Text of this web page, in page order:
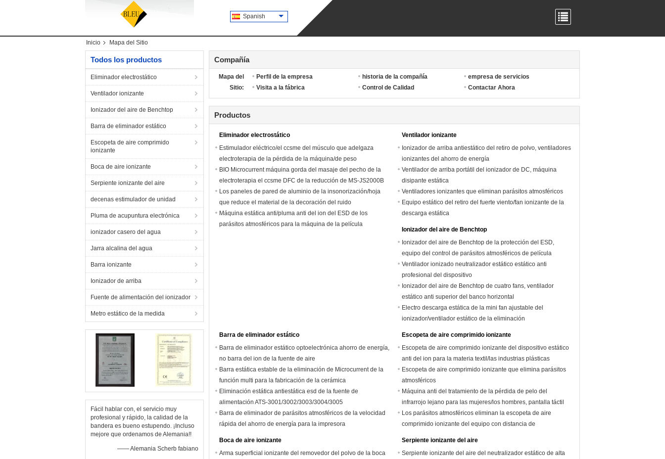
Spanish
Inicio Mapa del Sitio
Todos los productos
Eliminador electrostático
Ventilador ionizante
Ionizador del aire de Benchtop
Barra de eliminador estático
Escopeta de aire comprimido
ionizante
Boca de aire ionizante
Serpiente ionizante del aire
decenas estimulador de unidad
Pluma de acupuntura electrónica
ionizador casero del agua
Jarra alcalina del agua
Barra ionizante
Ionizador de arriba
Fuente de alimentación del ionizador
Metro estático de la medida
Fácil hablar con, el servicio muy
profesional y rápido, la calidad de la
bandera es bueno estupendo. ¡Incluso
mejore que ordenamos de Alemania!!
—— Alemania Scherb fabiano
Compañía
Mapa del
Sitio:
Perfil de la empresa historia de la compañía
empresa de servicios
Visita a la fábrica
Control de Calidad Contactar Ahora
Productos
Eliminador electrostático
Estimulador eléctrico/el ccsme del músculo que adelgaza
electroterapia de la pérdida de la máquina/de peso
BIO Microcurrent máquina gorda del masaje del pecho de la
electroterapia el ccsme DFC de la reducción de MS-JS2000B
que adelgaza bio
Los paneles de pared de aluminio de la insonorización/hoja
que reduce el material de la decoración del ruido
Máquina estática anti/pluma anti del ion del ESD de los
parásitos atmosféricos para la máquina de la película
Ventilador ionizante
Ionizador de arriba antiestático del retiro de polvo, ventiladores
ionizantes del ahorro de energía
Ventilador de arriba portátil del ionizador de DC, máquina
disipante estática
Ventiladores ionizantes que eliminan parásitos atmosféricos
Equipo estático del retiro del fuerte viento/fan ionizante de la
descarga estática
Ionizador del aire de Benchtop
Ionizador del aire de Benchtop de la protección del ESD,
equipo del control de parásitos atmosféricos de película
plástica
Ventilador ionizado neutralizador estático estático anti
profesional del dispositivo
Ionizador del aire de Benchtop de cuatro fans, ventilador
estático anti superior del banco horizontal
Electro descarga estática de la mini fan ajustable del
ionizador/ventilador estático de la eliminación
Barra de eliminador estático
Barra de eliminador estático optoelectrónica ahorro de energía,
no barra del ion de la fuente de aire
Barra estática estable de la eliminación de Microcurrent de la
función multi para la fabricación de la cerámica
Eliminación estática antiestática esd de la fuente de
alimentación ATS-3001/3002/3003/3004/3005
Barra de eliminador de parásitos atmosféricos de la velocidad
rápida del ahorro de energía para la impresora
Escopeta de aire comprimido ionizante
Escopeta de aire comprimido ionizante del dispositivo estático
anti del ion para la materia textil/las industrias plásticas
Escopeta de aire comprimido ionizante que elimina parásitos
atmosféricos
Máquina anti del tratamiento de la pérdida de pelo del
infrarrojo lejano para las mujeres/los hombres, pantalla táctil
de 5 pulgadas
Los parásitos atmosféricos eliminan la escopeta de aire
comprimido ionizante del equipo con distancia de
Boca de aire ionizante
Arma superficial ionizante del removedor del polvo de la boca
Serpiente ionizante del aire
Serpiente ionizante del aire del neutralizador estático de alta